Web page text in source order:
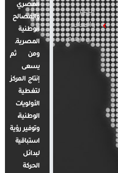
مصر
والعالم
في أرقام
المصري
والمصالح
الوطنية
المصرية.
ومن ثم
يسعى
إنتاج المركز
لتغطية
الأولويات
الوطنية،
وتوفير رؤية
استباقية
لبدائل
الحركة